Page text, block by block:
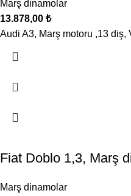
Marş dinamolar
13.878,00 ₺
Audi A3, Marş motoru ,13 diş,
Fiat Doblo 1,3, Marş
Marş dinamolar